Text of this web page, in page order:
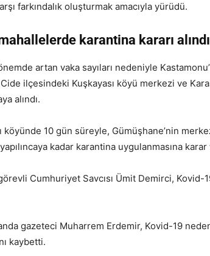
farkındalık oluşturmak amacıyla yürüdü.
karantina kararı alındı
artan vaka sayıları nedeniyle
ilçesindeki Kuşkayası köyü merkezi ve
alındı.
köyünde 10 gün süreyle, Gümüşhane’nin
kadar karantina uygulanmasına
Cumhuriyet Savcısı Ümit Demirci, Kovid-
gazeteci Muharrem Erdemir, Kovid-19
kaybetti.